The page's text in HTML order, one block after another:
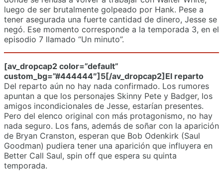
luego de ser brutalmente golpeado por Hank. Pese a
tener asegurada una fuerte cantidad de dinero, Jesse se
negó. Ese momento corresponde a la temporada 3, en el
episodio 7 llamado “Un minuto”.
[av_dropcap2 color=”default”
custom_bg=”#444444″]5[/av_dropcap2]El reparto
Del reparto aún no hay nada confirmado. Los rumores
apuntan a que los personajes Skinny Pete y Badger, los
amigos incondicionales de Jesse, estarían presentes.
Pero del elenco original con más protagonismo, no hay
nada seguro. Los fans, además de soñar con la aparición
de Bryan Cranston, esperan que Bob Odenkirk (Saul
Goodman) pudiera tener una aparición que influyera en
Better Call Saul, spin off que espera su quinta
temporada.